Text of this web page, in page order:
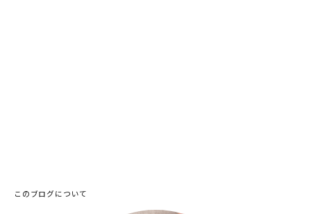
このブログについて